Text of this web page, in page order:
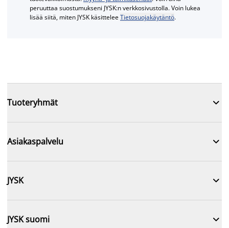
peruuttaa suostumukseni JYSK:n verkkosivustolla. Voin lukea
lisää siitä, miten JYSK käsitteleeTietosuojakäytäntö.
Tuoteryhmät 
Asiakaspalvelu 
JYSK 
JYSK suomi 